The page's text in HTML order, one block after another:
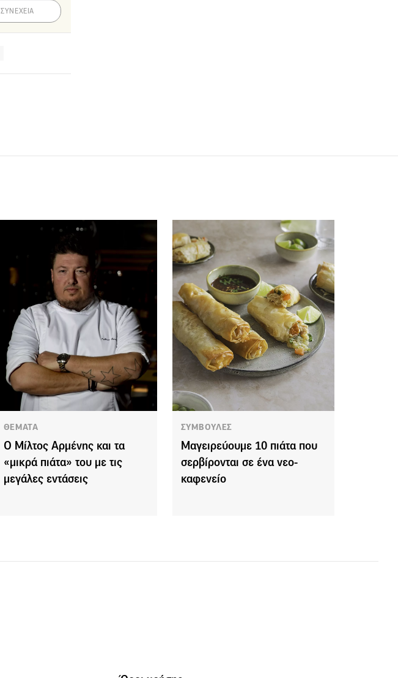
ΣΥΝΕΧΕΙΑ
ΘΕΜΑΤΑ
O Μίλτος Αρμένης και τα
«μικρά πιάτα» του με τις
μεγάλες εντάσεις
ΣΥΜΒΟΥΛΕΣ
Μαγειρεύουμε 10 πιάτα που
σερβίρονται σε ένα νεο-
καφενείο